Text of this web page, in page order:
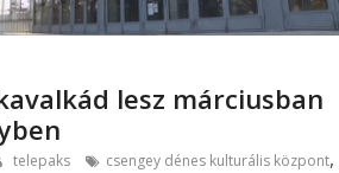
lesz márciusban
telepaks csengey dénes kulturális központ,